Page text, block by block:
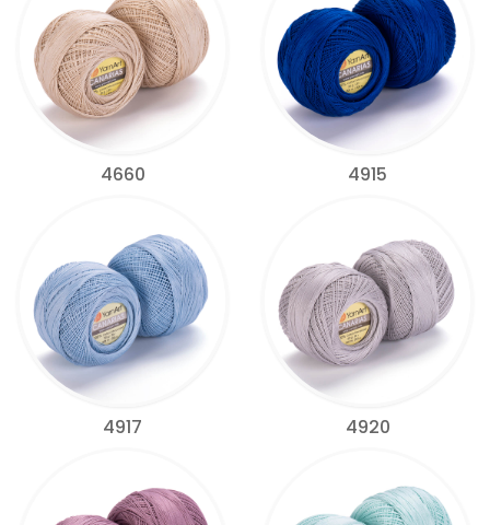
4660 4915
4917 4920